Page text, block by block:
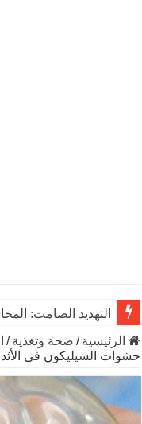
التهديد الصامت:
الرئيسية / صحة وتغذية /
حشوات السيليكون في